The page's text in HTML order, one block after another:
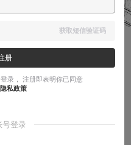
的哲学起源
获取短信验证码
册
录， 注册即表明你已同意
隐私政策
号登录